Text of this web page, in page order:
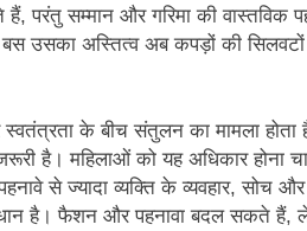
परंतु सम्मान और गरिमा की वास्तविक
उसका अस्तित्व अब कपड़ों की सिलवटों
के बीच संतुलन का मामला होता
है। महिलाओं को यह अधिकार होना
से ज्यादा व्यक्ति के व्यवहार, सोच
है। फैशन और पहनावा बदल सकते हैं,